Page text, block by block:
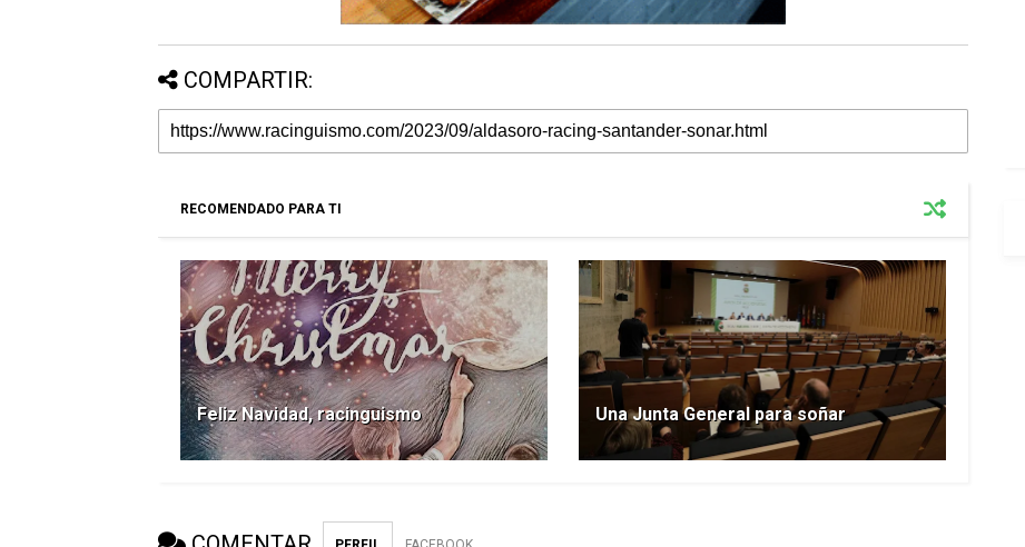
COMPARTIR:
RECOMENDADO PARA TI
Feliz Navidad, racinguismo Una Junta General para soñar